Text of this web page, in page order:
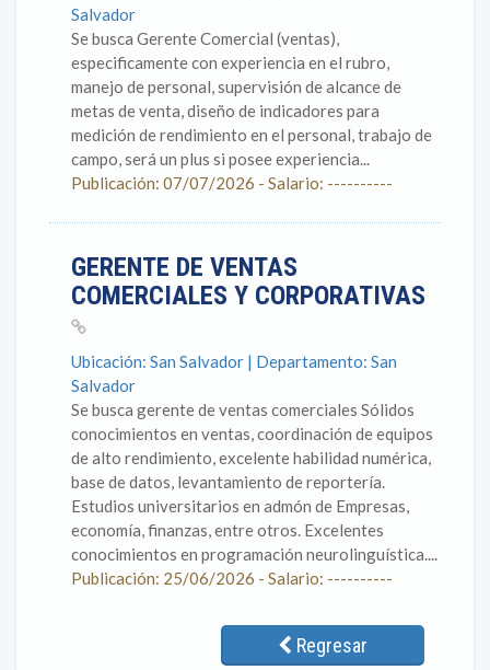
Salvador
Se busca Gerente Comercial (ventas),
especificamente con experiencia en el rubro,
manejo de personal, supervisión de alcance de
metas de venta, diseño de indicadores para
medición de rendimiento en el personal, trabajo de
campo, será un plus si posee experiencia...
Publicación: 07/07/2026 - Salario: ----------
GERENTE DE VENTAS
COMERCIALES Y CORPORATIVAS
Ubicación: San Salvador | Departamento: San
Salvador
Se busca gerente de ventas comerciales Sólidos
conocimientos en ventas, coordinación de equipos
de alto rendimiento, excelente habilidad numérica,
base de datos, levantamiento de reportería.
Estudios universitarios en admón de Empresas,
economía, finanzas, entre otros. Excelentes
conocimientos en programación neurolinguística....
Publicación: 25/06/2026 - Salario: ----------
Regresar